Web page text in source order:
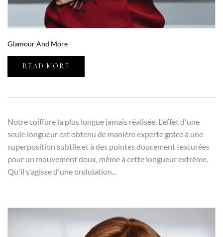
Glamour And More
READ MORE
Notre coiffure la plus longue jamais réalisée. L'effet d'une
seule longueur est obtenu de manière experte grâce à une
superposition subtile et à des pointes doucement texturées
pour un mouvement doux, même à cette longueur extrême.
Qu'il s'agisse d'une ondulation...